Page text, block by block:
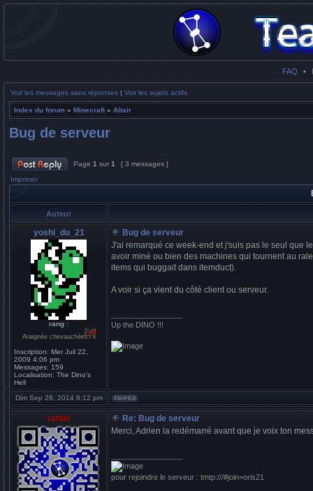
FAQ •
Voir les messages sans réponses | Voir les sujets actifs
Index du forum » Minecraft » Altair
Bug de serveur
Page 1 sur 1
[ 3 messages ]
Imprimer
Auteur
yoshi_du_21
rang :
Araignée chevauchée
Inscription: Mer Juil 22,
2009 4:06 pm
Messages: 159
Localisation: The Dino's
Hell
Bug de serveur
J'ai remarqué ce week-end et j'suis pas le seul que
avoir miné ou bien des machines qui tournent au
items qui buggait dans itemduct).
A voir si ça vient du côté client ou serveur.
Up the DINO !!!
Dim Sep 28, 2014 8:12 pm
rafale
Re: Bug de serveur
Merci, Adrien la redémarré avant que je voix ton
pour rejoindre le serveur : tmtp:///#join=oris21